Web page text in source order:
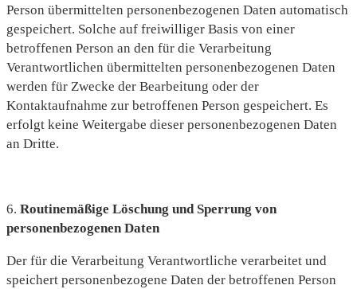
Person übermittelten personenbezogenen Daten automatisch
gespeichert. Solche auf freiwilliger Basis von einer
betroffenen Person an den für die Verarbeitung
Verantwortlichen übermittelten personenbezogenen Daten
werden für Zwecke der Bearbeitung oder der
Kontaktaufnahme zur betroffenen Person gespeichert. Es
erfolgt keine Weitergabe dieser personenbezogenen Daten
an Dritte.
6. Routinemäßige Löschung und Sperrung von
personenbezogenen Daten
Der für die Verarbeitung Verantwortliche verarbeitet und
speichert personenbezogene Daten der betroffenen Person